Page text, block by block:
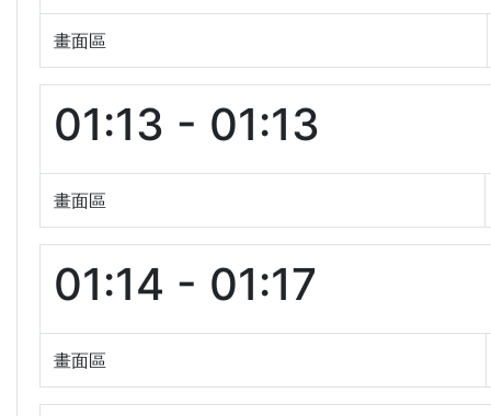
畫面區
01:13 - 01:13
畫面區
01:14 - 01:17
畫面區